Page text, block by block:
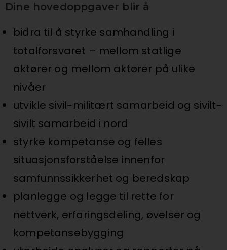
Dine hovedoppgaver blir å
bidra til å styrke samhandling i
totalforsvaret – mellom statlige
aktører og mellom aktører på ulike
nivåer
utvikle sivil-militært samarbeid og sivilt-
sivilt samarbeid i nord
styrke kompetanse og felles
situasjonsforståelse innenfor
samfunnssikkerhet og beredskap
planlegge og legge til rette for
nettverk, erfaringsdeling, øvelser og
kompetansebygging